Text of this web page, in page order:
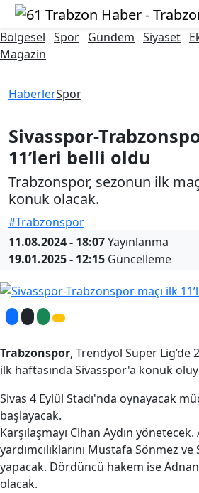
Bölgesel Spor Gündem Siyaset
Magazin
HaberlerSpor
Sivasspor-
11’leri belli oldu
Trabzonspor, sezonun ilk
konuk olacak.
#Trabzonspor
11.08.2024 - 18:07Yayınlanma
19.01.2025 - 12:15 Güncelleme
Trabzonspor, Trendyol Süper Lig’de
ilk haftasında Sivasspor'a konuk
Sivas 4 Eylül Stadı'nda oynayacak
başlayacak.
Karşılaşmayı Cihan Aydın yönetecek.
yardımcılıklarını Mustafa Sönmez
yapacak. Dördüncü hakem ise
olacak.